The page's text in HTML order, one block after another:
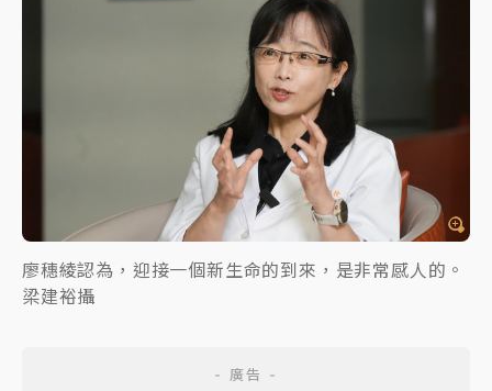
廖穗綾認為，迎接一個新生命的到來，是非常感人的。
梁建裕攝